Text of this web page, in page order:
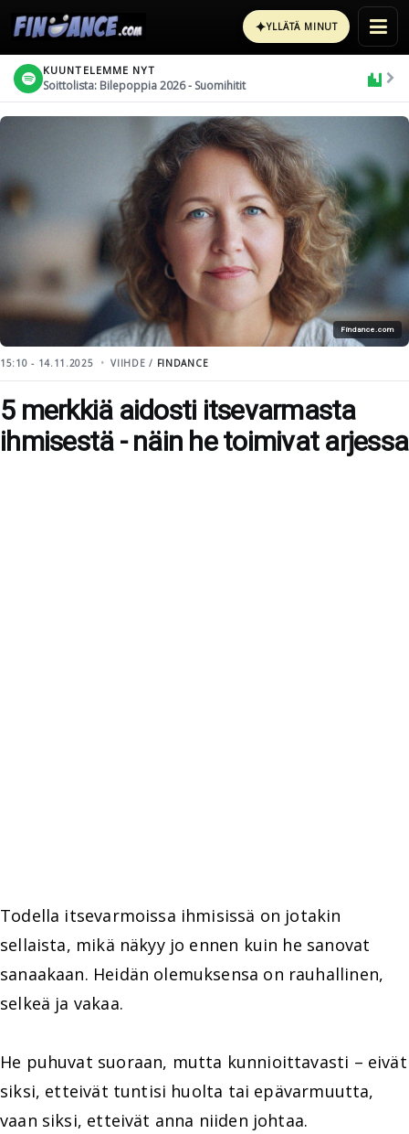
✦YLLÄTÄ MINUT
KUUNTELEMME NYT
Soittolista: Bilepoppia 2026 - Suomihitit
Findance.com
15:10 - 14.11.2025 VIIHDE / FINDANCE
5 merkkiä aidosti itsevarmasta
ihmisestä - näin he toimivat arjessa
Todella itsevarmoissa ihmisissä on jotakin
sellaista, mikä näkyy jo ennen kuin he sanovat
sanaakaan. Heidän olemuksensa on rauhallinen,
selkeä ja vakaa.
He puhuvat suoraan, mutta kunnioittavasti – eivät
siksi, etteivät tuntisi huolta tai epävarmuutta,
vaan siksi, etteivät anna niiden johtaa.